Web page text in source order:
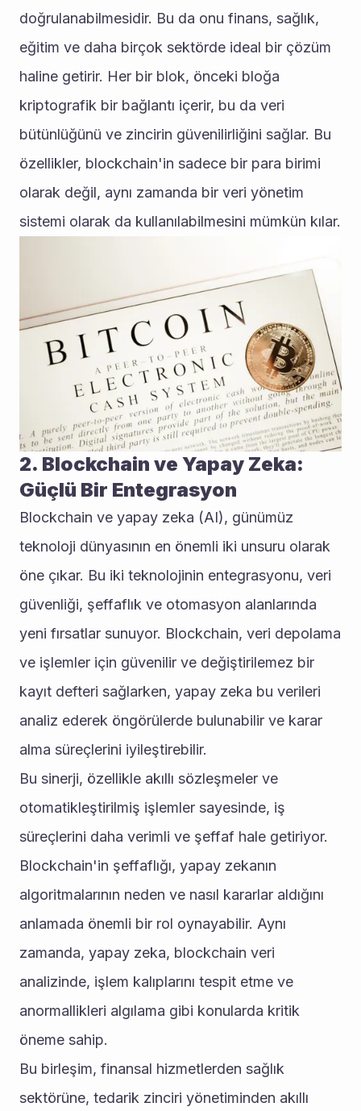
doğrulanabilmesidir. Bu da onu finans, sağlık,
eğitim ve daha birçok sektörde ideal bir çözüm
haline getirir. Her bir blok, önceki bloğa
kriptografik bir bağlantı içerir, bu da veri
bütünlüğünü ve zincirin güvenilirliğini sağlar. Bu
özellikler, blockchain'in sadece bir para birimi
olarak değil, aynı zamanda bir veri yönetim
sistemi olarak da kullanılabilmesini mümkün kılar.
2. Blockchain ve Yapay Zeka:
Güçlü Bir Entegrasyon
Blockchain ve yapay zeka (AI), günümüz
teknoloji dünyasının en önemli iki unsuru olarak
öne çıkar. Bu iki teknolojinin entegrasyonu, veri
güvenliği, şeffaflık ve otomasyon alanlarında
yeni fırsatlar sunuyor. Blockchain, veri depolama
ve işlemler için güvenilir ve değiştirilemez bir
kayıt defteri sağlarken, yapay zeka bu verileri
analiz ederek öngörülerde bulunabilir ve karar
alma süreçlerini iyileştirebilir.
Bu sinerji, özellikle akıllı sözleşmeler ve
otomatikleştirilmiş işlemler sayesinde, iş
süreçlerini daha verimli ve şeffaf hale getiriyor.
Blockchain'in şeffaflığı, yapay zekanın
algoritmalarının neden ve nasıl kararlar aldığını
anlamada önemli bir rol oynayabilir. Aynı
zamanda, yapay zeka, blockchain veri
analizinde, işlem kalıplarını tespit etme ve
anormallikleri algılama gibi konularda kritik
öneme sahip.
Bu birleşim, finansal hizmetlerden sağlık
sektörüne, tedarik zinciri yönetiminden akıllı